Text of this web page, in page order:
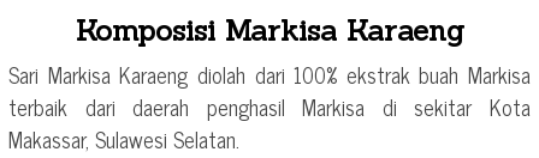
Komposisi Markisa Karaeng
Sari Markisa Karaeng diolah dari 100% ekstrak buah Markisa
terbaik dari daerah penghasil Markisa di sekitar Kota
Makassar, Sulawesi Selatan.